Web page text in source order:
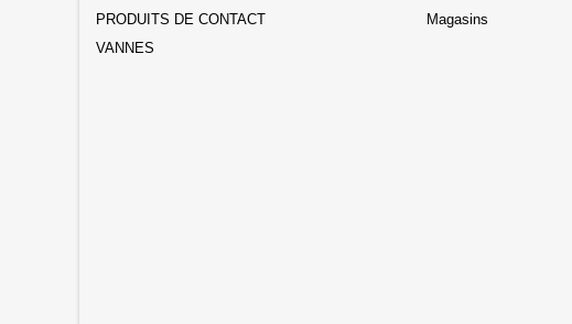
PRODUITS DE CONTACT
VANNES
Magasins